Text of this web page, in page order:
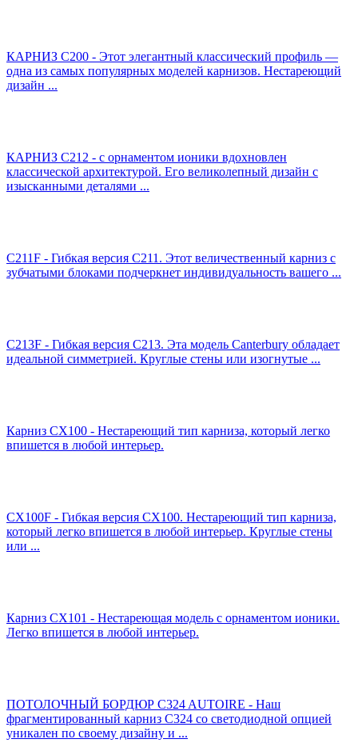
КАРНИЗ C200 - Этот элегантный классический профиль —
одна из самых популярных моделей карнизов. Нестареющий
дизайн ...
КАРНИЗ C212 - с орнаментом ионики вдохновлен
классической архитектурой. Его великолепный дизайн с
изысканными деталями ...
C211F - Гибкая версия C211. Этот величественный карниз с
зубчатыми блоками подчеркнет индивидуальность вашего ...
C213F - Гибкая версия C213. Эта модель Canterbury обладает
идеальной симметрией. Круглые стены или изогнутые ...
Карниз CX100 - Нестареющий тип карниза, который легко
впишется в любой интерьер.
CX100F - Гибкая версия CX100. Нестареющий тип карниза,
который легко впишется в любой интерьер. Круглые стены
или ...
Карниз CX101 - Нестареющая модель с орнаментом ионики.
Легко впишется в любой интерьер.
ПОТОЛОЧНЫЙ БОРДЮР C324 AUTOIRE - Наш
фрагментированный карниз C324 со светодиодной опцией
уникален по своему дизайну и ...